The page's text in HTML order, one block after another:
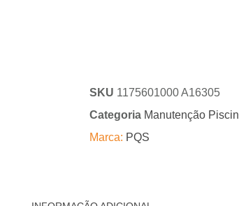
SKU 1175601000 A16305
Categoria Manutenção
Marca: PQS